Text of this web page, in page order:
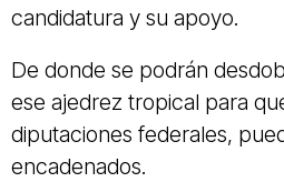
candidatura y su apoyo.
De donde se podrán
ese ajedrez tropical para
diputaciones federales,
encadenados.